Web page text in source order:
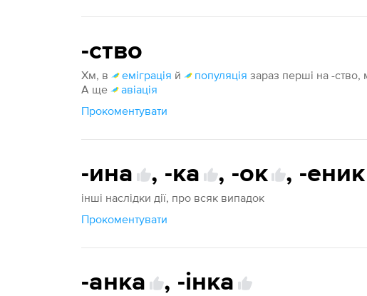
-ство
Хм, в еміграція й популяція зараз перші на -ство,
А ще
авіація
Прокоментувати
-ина , -ка , -ок , -еник
інші наслідки дії, про всяк випадок
Прокоментувати
-анка , -інка